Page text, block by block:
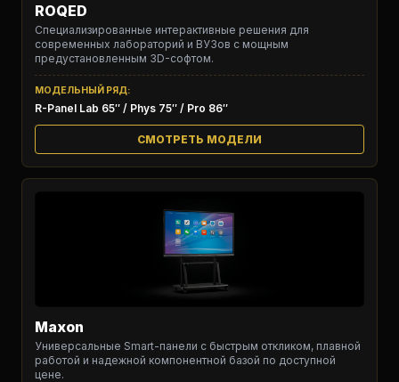
ROQED
Специализированные интерактивные решения для
современных лабораторий и ВУЗов с мощным
предустановленным 3D-софтом.
МОДЕЛЬНЫЙ РЯД:
R-Panel Lab 65″ / Phys 75″ / Pro 86″
СМОТРЕТЬ МОДЕЛИ
Maxon
Универсальные Smart-панели с быстрым откликом, плавной
работой и надежной компонентной базой по доступной
цене.